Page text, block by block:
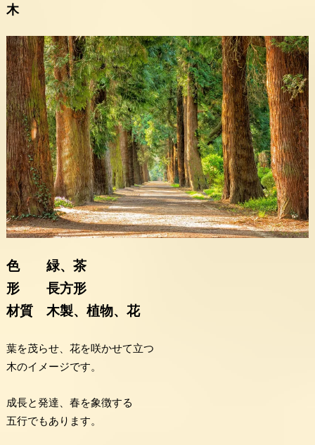
木
色 緑、茶
形 長方形
材質 木製、植物、花
葉を茂らせ、花を咲かせて立つ
木のイメージです。
成長と発達、春を象徴する
五行でもあります。